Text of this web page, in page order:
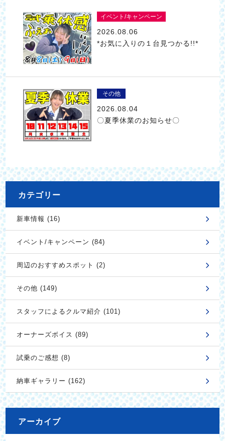
イベント/キャンペーン
2026.08.06
*お気に入りの１台見つかる!!*
その他
2026.08.04
〇夏季休業のお知らせ〇
カテゴリー
新車情報 (16)
イベント/キャンペーン (84)
周辺のおすすめスポット (2)
その他 (149)
スタッフによるクルマ紹介 (101)
オーナーズボイス (89)
試乗のご感想 (8)
納車ギャラリー (162)
アーカイブ